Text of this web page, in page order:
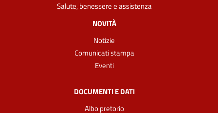
Salute, benessere e assistenza
NOVITÀ
Notizie
Comunicati stampa
Eventi
DOCUMENTI E DATI
Albo pretorio